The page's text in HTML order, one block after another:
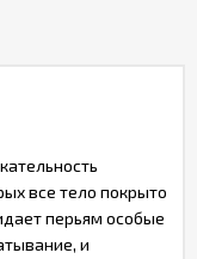
все тело покрыто
перьям особые
и